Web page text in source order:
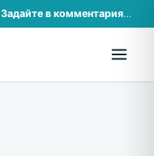
Задайте в комментариях — ответим!